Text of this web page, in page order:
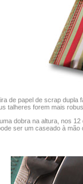
de papel de scrap dupla
talheres forem mais
dobra na altura, nos
ser um caseado à mão